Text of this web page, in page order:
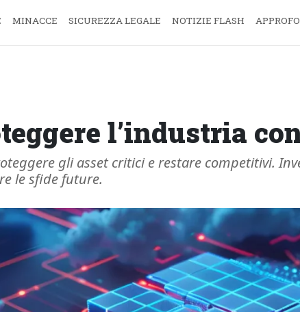
MINACCE SICUREZZA LEGALE NOTIZIE FLASH
l’industria
gli asset critici e restare competitivi.
le sfide future.